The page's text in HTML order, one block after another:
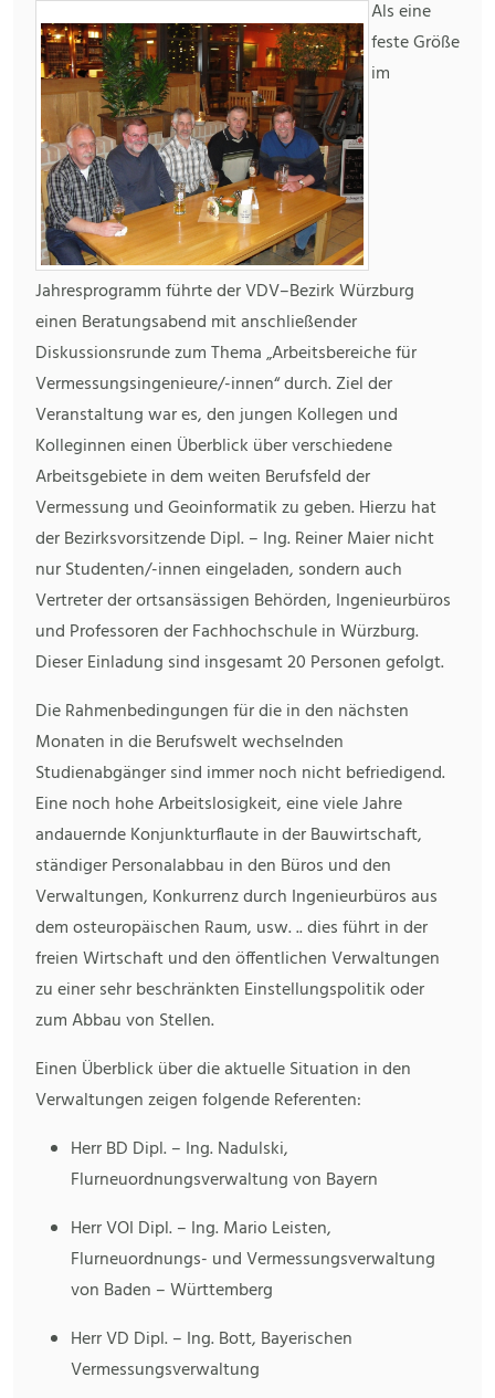
Als eine
feste Größe
im
Jahresprogramm führte der VDV–Bezirk Würzburg
einen Beratungsabend mit anschließender
Diskussionsrunde zum Thema „Arbeitsbereiche für
Vermessungsingenieure/-innen“ durch. Ziel der
Veranstaltung war es, den jungen Kollegen und
Kolleginnen einen Überblick über verschiedene
Arbeitsgebiete in dem weiten Berufsfeld der
Vermessung und Geoinformatik zu geben. Hierzu hat
der Bezirksvorsitzende Dipl. – Ing. Reiner Maier nicht
nur Studenten/-innen eingeladen, sondern auch
Vertreter der ortsansässigen Behörden, Ingenieurbüros
und Professoren der Fachhochschule in Würzburg.
Dieser Einladung sind insgesamt 20 Personen gefolgt.
Die Rahmenbedingungen für die in den nächsten
Monaten in die Berufswelt wechselnden
Studienabgänger sind immer noch nicht befriedigend.
Eine noch hohe Arbeitslosigkeit, eine viele Jahre
andauernde Konjunkturflaute in der Bauwirtschaft,
ständiger Personalabbau in den Büros und den
Verwaltungen, Konkurrenz durch Ingenieurbüros aus
dem osteuropäischen Raum, usw. .. dies führt in der
freien Wirtschaft und den öffentlichen Verwaltungen
zu einer sehr beschränkten Einstellungspolitik oder
zum Abbau von Stellen.
Einen Überblick über die aktuelle Situation in den
Verwaltungen zeigen folgende Referenten:
Herr BD Dipl. – Ing. Nadulski,
Flurneuordnungsverwaltung von Bayern
Herr VOI Dipl. – Ing. Mario Leisten,
Flurneuordnungs- und Vermessungsverwaltung
von Baden – Württemberg
Herr VD Dipl. – Ing. Bott, Bayerischen
Vermessungsverwaltung